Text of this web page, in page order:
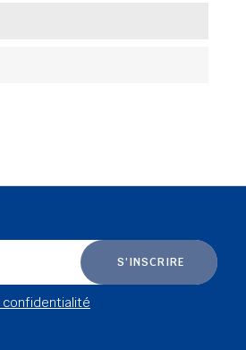
S'INSCRIRE